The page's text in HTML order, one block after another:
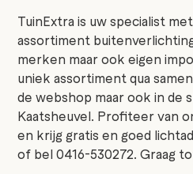
TuinExtra is uw specialist
assortiment
merken maar ook eigen
uniek assortiment qua
de webshop maar ook in de
Kaatsheuvel. Profiteer van
en krijg gratis en goed
of bel 0416-530272. Graag